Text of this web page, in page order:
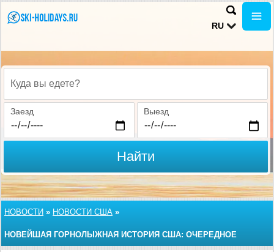
RU
Куда вы едете?
Заезд Выезд
Найти
НОВОСТИ » НОВОСТИ США »
НОВЕЙШАЯ ГОРНОЛЫЖНАЯ ИСТОРИЯ США: ОЧЕРЕДНОЕ